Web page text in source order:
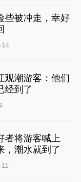
些被冲走，幸好
14
观潮游客：他们
经到了
者将游客喊上
，潮水就到了